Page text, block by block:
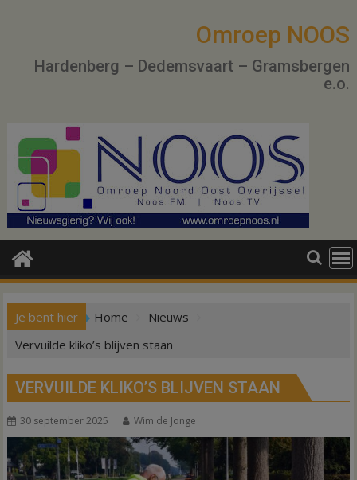
Omroep NOOS
Hardenberg – Dedemsvaart – Gramsbergen
e.o.
Je bent hier Home
Nieuws
Vervuilde kliko’s blijven staan
VERVUILDE KLIKO’S BLIJVEN STAAN
30 september 2025 Wim de Jonge